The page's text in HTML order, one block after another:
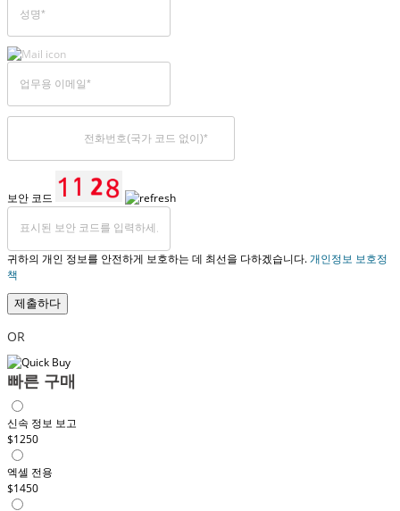
보안 코드
귀하의 개인 정보를 안전하게 보호하는 데 최선을 다하겠습니다.개인정보 보호정
책
제출하다
OR
빠른 구매
신속 정보 보고
$1250
엑셀 전용
$1450